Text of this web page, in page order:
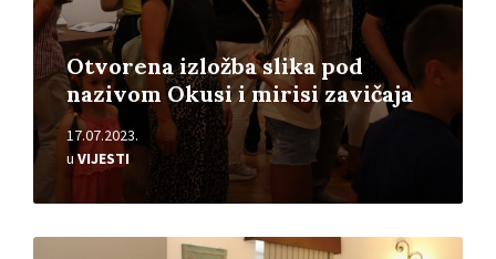
Otvorena izložba slika pod
nazivom Okusi i mirisi zavičaja
17.07.2023.
uVIJESTI
Pročitajte